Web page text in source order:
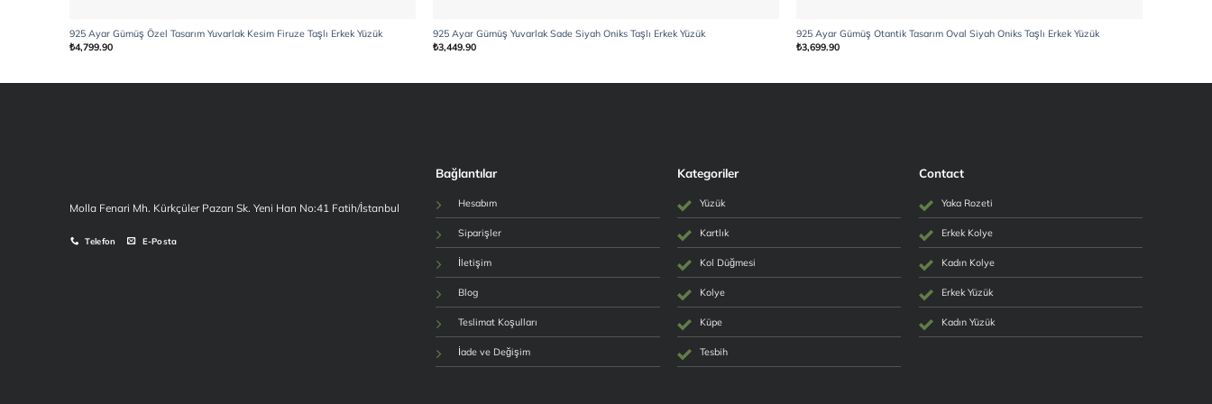
925 Ayar Gümüş Özel Tasarım Yuvarlak Kesim Firuze Taşlı Erkek Yüzük
₺4,799.90
925 Ayar Gümüş Yuvarlak Sade Siyah Oniks Taşlı Erkek Yüzük
₺3,449.90
925 Ayar Gümüş Otantik Tasarım Oval Siyah Oniks Taşlı Erkek Yüzük
₺3,699.90
Molla Fenari Mh. Kürkçüler Pazarı Sk. Yeni Han No:41 Fatih/İstanbul
Telefon E-Posta
Bağlantılar
Hesabım
Siparişler
İletişim
Blog
Teslimat Koşulları
İade ve Değişim
Kategoriler
Yüzük
Kartlık
Kol Düğmesi
Kolye
Küpe
Tesbih
Contact
Yaka Rozeti
Erkek Kolye
Kadın Kolye
Erkek Yüzük
Kadın Yüzük